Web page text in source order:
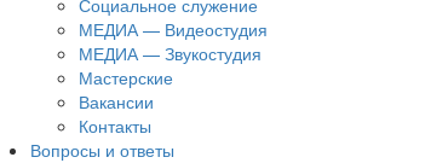
Социальное служение
МЕДИА — Видеостудия
МЕДИА — Звукостудия
Мастерские
Вакансии
Контакты
Вопросы и ответы